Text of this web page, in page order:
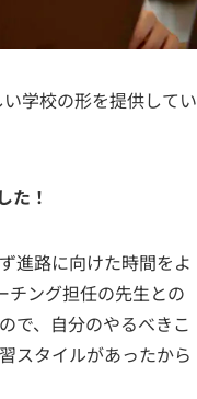
学校の形を提供してい
た！
進路に向けた時間をよ
チング担任の先生との
で、自分のやるべきこ
スタイルがあったから